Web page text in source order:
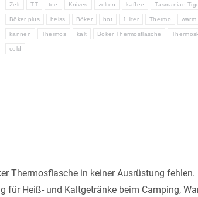
Zelt TT tee Knives zelten kaffee Tasmanian
Böker plus heiss Böker hot 1 liter Thermo warm
kannen Thermos kalt Böker Thermosflasche
cold
Thermosflasche in keiner Ausrüstung fehlen.
Heiß- und Kaltgetränke beim Camping,